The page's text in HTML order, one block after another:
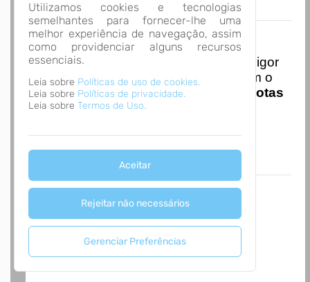
Utilizamos cookies e tecnologias
semelhantes para fornecer-lhe uma
melhor experiência de navegação, assim
como providenciar alguns recursos
essenciais.
Leia sobre Políticas de uso de cookies.
Leia sobre Políticas de privacidade.
Leia sobre Termos de Uso.
Aceitar
Rejeitar não necessários
Gerenciar Preferências
Nota Nacional
Iniciando em
entra em vigor
a obrigatoriedade de integração com o
Ambiente de Dados Nacional das
Notas
de Serviço Eletrônicas
acesse o link abaixo e saiba mais.
Autoatendimento - MUNICÍPIO DE DOIS